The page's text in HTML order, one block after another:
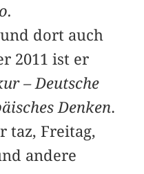
dort auch
2011 ist er
– Deutsche
Denken.
taz, Freitag,
andere